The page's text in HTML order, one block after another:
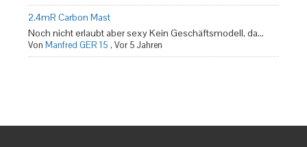
2.4mR Carbon Mast
Noch nicht erlaubt aber sexy Kein Geschäftsmodell, da...
Von Manfred GER 15 , Vor 5 Jahren